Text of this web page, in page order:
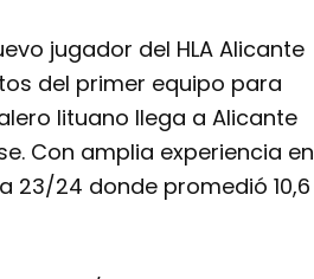
jugador del HLA Alicante
del primer equipo para
lituano llega a Alicante
Con amplia experiencia en
23/24 donde promedió 10,6